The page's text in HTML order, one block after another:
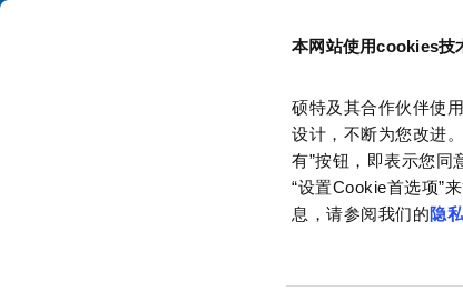
本网站使用cookies技
硕特及其合作伙伴使
设计，不断为您改进
有”按钮，即表示您同
“设置Cookie首选项”
息，请参阅我们的隐